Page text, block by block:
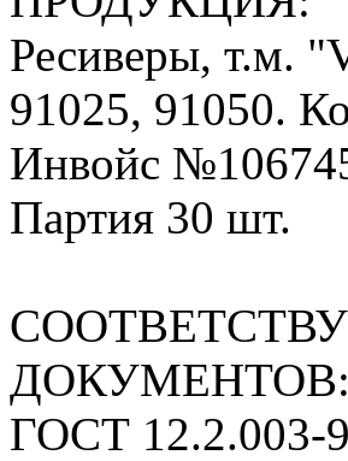
Ресиверы, т.м.
91025, 91050.
Инвойс
Партия 30 шт.
ДОКУМЕНТОВ:
ГОСТ 12.2.003-